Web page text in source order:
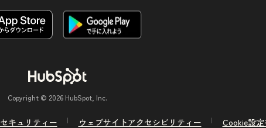
Copyright © 2026 HubSpot, Inc.
セキュリティー ウェブサイトアクセシビリティー Cookie設